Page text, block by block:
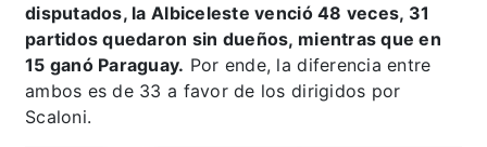
disputados, la Albiceleste venció 48 veces, 31
partidos quedaron sin dueños, mientras que en
15 ganó Paraguay. Por ende, la diferencia entre
ambos es de 33 a favor de los dirigidos por
Scaloni.